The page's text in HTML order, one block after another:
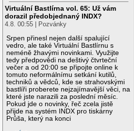
Virtuální Bastlírna vol. 65: Už vám
dorazil předobjednaný INDX?
4.8. 00:55 | Pozvánky
Srpen přinesl nejen další spalující
vedro, ale také Virtuální Bastlírnu s
neméně žhavými novinkami. Využijte
tedy předpovědi na deštivý čtvrteční
večer a od 20:00 se připojte online k
tomuto neformálnímu setkání kutilů,
techniků a vědců, kde se strahovskými
bastlíři proberete nejzajímavější věci, na
které jste narazili za poslední měsíc.
Pokud jde o novinky, řeč zcela jistě
přijde na systém INDX pro tiskárny
Průša, který na konci